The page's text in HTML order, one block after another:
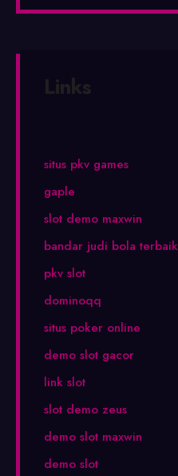
Links
situs pkv games
gaple
slot demo maxwin
bandar judi bola terbaik
pkv slot
dominoqq
situs poker online
demo slot gacor
link slot
slot demo zeus
demo slot maxwin
demo slot